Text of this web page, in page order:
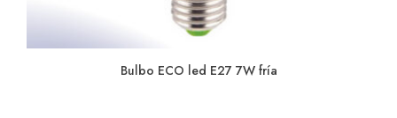
Bulbo ECO led E27 7W fría